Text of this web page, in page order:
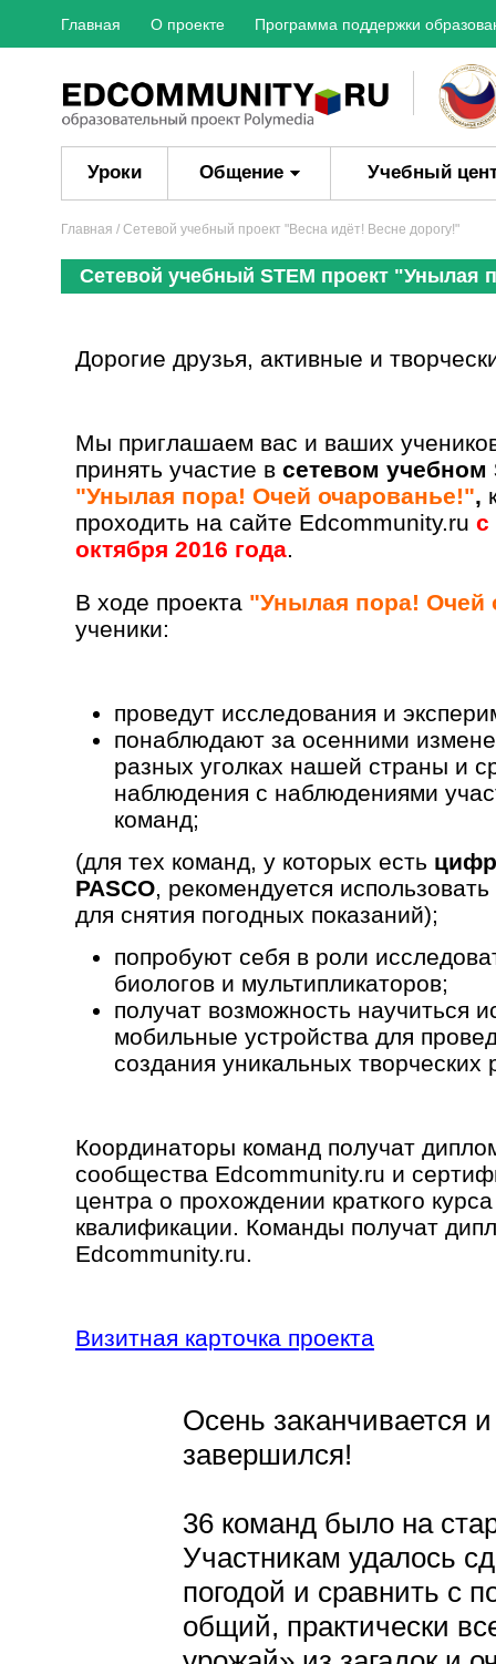
Главная О проекте Программа поддержки
Уроки Общение Учебный
Главная / Сетевой учебный проект "Весна идёт! Весне дорогу!"
Сетевой учебный STEM проект "Унылая
Дорогие друзья, активные и
Мы приглашаем вас и ваших
принять участие в сетевом учебном
"Унылая пора! Очей очарованье!",
проходить на сайте Edcommunity.ru с
октября 2016 года.
В ходе проекта "Унылая пора! Очей
ученики:
проведут исследования и
понаблюдают за осенними
разных уголках нашей страны и
наблюдения с наблюдениями
команд;
(для тех команд, у которых есть
PASCO, рекомендуется
для снятия погодных показаний);
попробуют себя в роли
биологов и мультипликаторов;
получат возможность научиться
мобильные устройства для
создания уникальных творческих
Координаторы команд получат
сообщества Edcommunity.ru и
центра о прохождении краткого
квалификации. Команды получат
Edcommunity.ru.
Визитная карточка проекта
Осень заканчивается
завершился!
36 команд было на
Участникам удалось
погодой и сравнить с
общий, практически